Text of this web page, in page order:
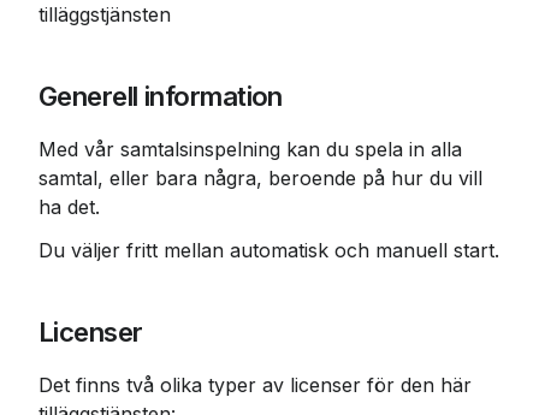
tilläggstjänsten
Generell information
Med vår samtalsinspelning kan du spela in alla
samtal, eller bara några, beroende på hur du vill
ha det.
Du väljer fritt mellan automatisk och manuell start.
Licenser
Det finns två olika typer av licenser för den här